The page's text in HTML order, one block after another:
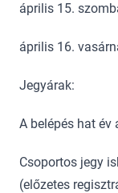
április 15.
április 16.
Jegyárak:
A belépés hat év
Csoportos jegy
(előzetes